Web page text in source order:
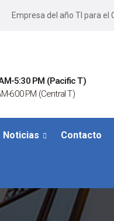
Empresa del año TI para el
5:30 PM (Pacific T)
6:00 PM (Central T)
Noticias Contacto